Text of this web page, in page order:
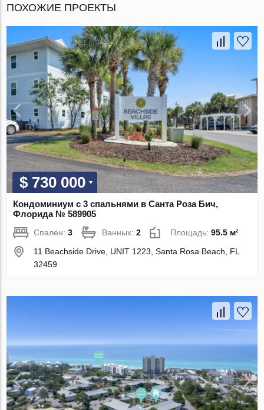
ПОХОЖИЕ ПРОЕКТЫ
$ 730 000
Кондоминиум с 3 спальнями в Санта Роза Бич,
Флорида № 589905
Спален:3 Ванных:2 Площадь:95.5 м²
11 Beachside Drive, UNIT 1223, Santa Rosa Beach, FL
32459